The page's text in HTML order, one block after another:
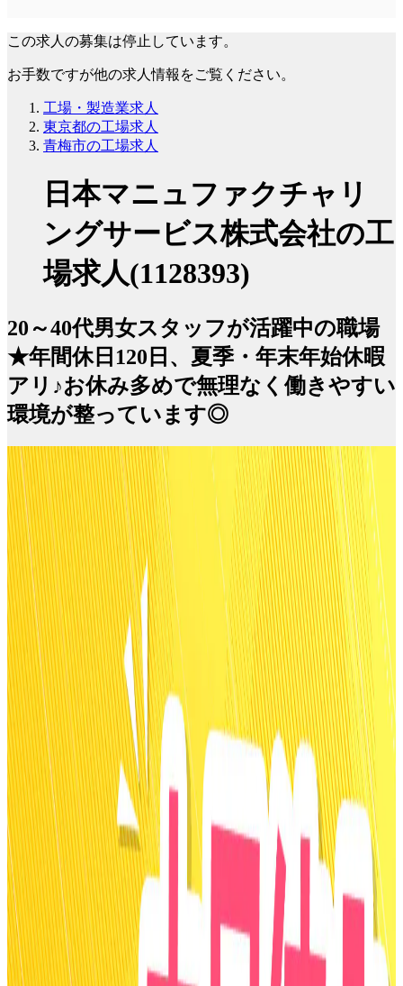
この求人の募集は停止しています。
お手数ですが他の求人情報をご覧ください。
工場・製造業求人
東京都の工場求人
青梅市の工場求人
日本マニュファクチャリ
ングサービス株式会社の工
場求人(1128393)
20～40代男女スタッフが活躍中の職場
★年間休日120日、夏季・年末年始休暇
アリ♪お休み多めで無理なく働きやすい
環境が整っています◎